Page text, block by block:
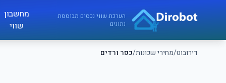
דירובוט/מחירי שכונות/כפר ורדים
דירובוט
הערכת שווי נכסים מבוססת
נתונים
מחשבון
שווי